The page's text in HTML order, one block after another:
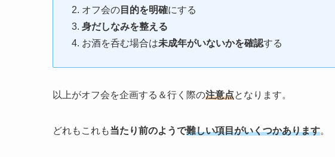
オフ会の 目的を明確にする
身だしなみを整える
お酒を呑む場合は未成年がいないかを確認する
以上がオフ会を企画する＆行く際の注意点となります。
どれもこれも当たり前のようで難しい項目がいくつかあります。